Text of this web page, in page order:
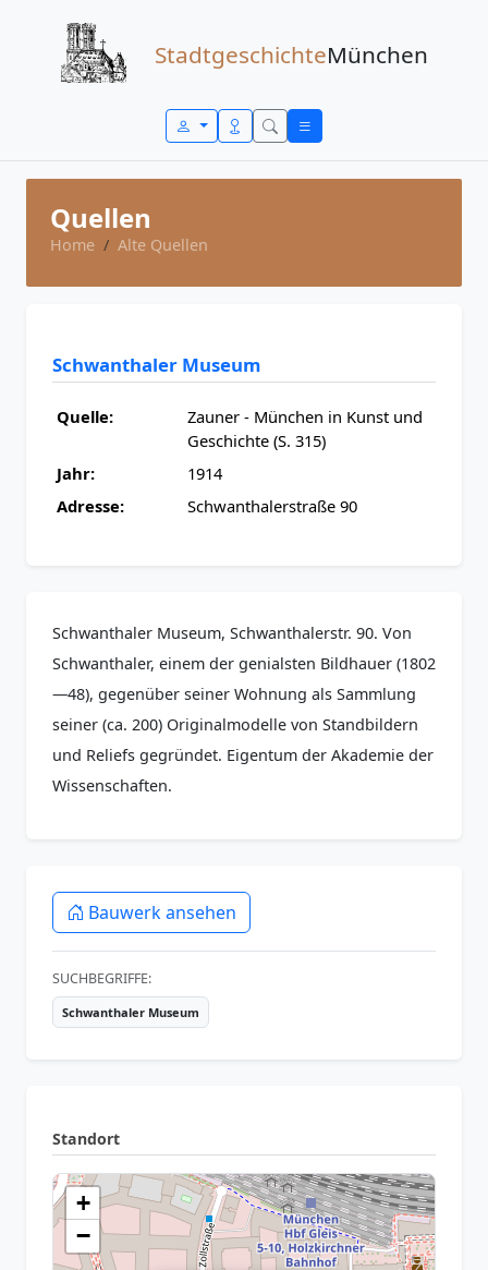
StadtgeschichteMünchen
Quellen
Home Alte Quellen
Schwanthaler Museum
Quelle:
Zauner - München in Kunst und
Geschichte (S. 315)
Jahr:
1914
Adresse:
Schwanthalerstraße 90
Schwanthaler Museum, Schwanthalerstr. 90. Von
Schwanthaler, einem der genialsten Bildhauer (1802
—48), gegenüber seiner Wohnung als Sammlung
seiner (ca. 200) Originalmodelle von Standbildern
und Reliefs gegründet. Eigentum der Akademie der
Wissenschaften.
Bauwerk ansehen
SUCHBEGRIFFE:
Schwanthaler Museum
Standort
+
−